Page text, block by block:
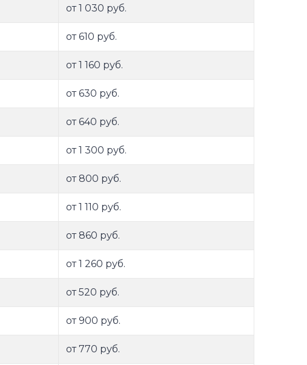
от 1 030 руб.
от 610 руб.
от 1 160 руб.
от 630 руб.
от 640 руб.
от 1 300 руб.
от 800 руб.
от 1 110 руб.
от 860 руб.
от 1 260 руб.
от 520 руб.
от 900 руб.
от 770 руб.